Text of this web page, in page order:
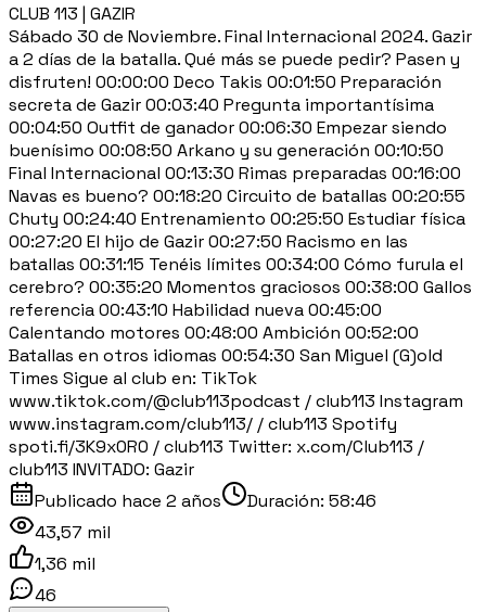
CLUB 113 | GAZIR
Sábado 30 de Noviembre. Final Internacional 2024. Gazir
a 2 días de la batalla. Qué más se puede pedir? Pasen y
disfruten! 00:00:00 Deco Takis 00:01:50 Preparación
secreta de Gazir 00:03:40 Pregunta importantísima
00:04:50 Outfit de ganador 00:06:30 Empezar siendo
buenísimo 00:08:50 Arkano y su generación 00:10:50
Final Internacional 00:13:30 Rimas preparadas 00:16:00
Navas es bueno? 00:18:20 Circuito de batallas 00:20:55
Chuty 00:24:40 Entrenamiento 00:25:50 Estudiar física
00:27:20 El hijo de Gazir 00:27:50 Racismo en las
batallas 00:31:15 Tenéis límites 00:34:00 Cómo furula el
cerebro? 00:35:20 Momentos graciosos 00:38:00 Gallos
referencia 00:43:10 Habilidad nueva 00:45:00
Calentando motores 00:48:00 Ambición 00:52:00
Batallas en otros idiomas 00:54:30 San Miguel (G)old
Times Sigue al club en: TikTok
www.tiktok.com/@club113podcast / club113 Instagram
www.instagram.com/club113/ / club113 Spotify
spoti.fi/3K9x0R0 / club113 Twitter: x.com/Club113 /
club113 INVITADO: Gazir
Publicado hace 2 años Duración: 58:46
43,57 mil
1,36 mil
46